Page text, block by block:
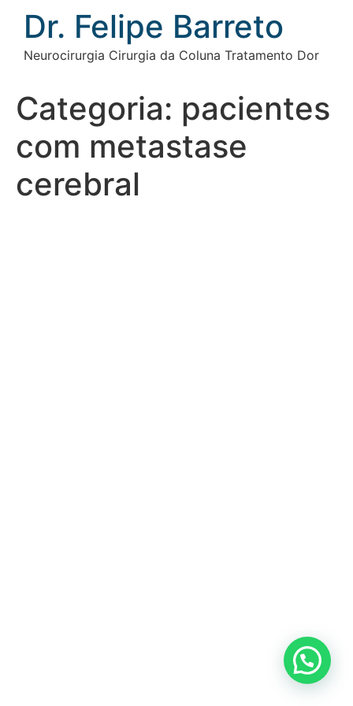
conteúdo
Dr. Felipe Barreto
Neurocirurgia Cirurgia da Coluna Tratamento Dor
Categoria: pacientes
com metastase
cerebral